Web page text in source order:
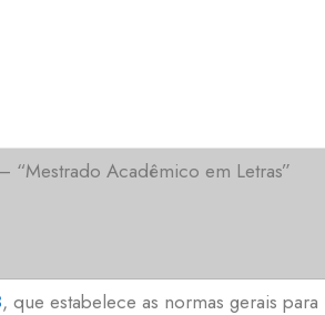
Acadêmico em Letras”
, que estabelece as normas gerais